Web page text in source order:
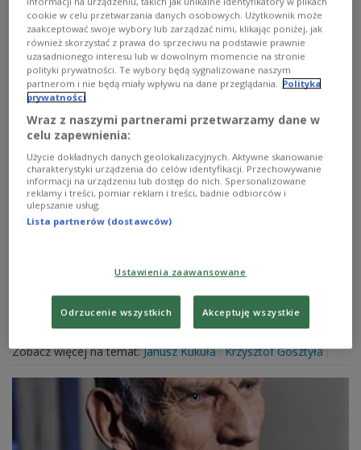
są widmami.
Zobacz więcej na temat:TEATR Paweł Głowacki
W audycji "Wieczór ze słuchowiskiem" zapraszamy
na monodram na podstawie "Ostatniej taśmy Krappa"
Samuela Becketta.
Zobacz więcej na temat:Janusz Kukuła Krzysztof Gosztyła
cookie w celu przetwarzania danych osobowych. Użytkownik może
zaakceptować swoje wybory lub zarządzać nimi, klikając poniżej, jak
również skorzystać z prawa do sprzeciwu na podstawie prawnie
uzasadnionego interesu lub w dowolnym momencie na stronie
polityki prywatności. Te wybory będą sygnalizowane naszym
partnerom i nie będą miały wpływu na dane przeglądania.
Polityka
prywatności
Wraz z naszymi partnerami przetwarzamy dane w
celu zapewnienia:
Użycie dokładnych danych geolokalizacyjnych. Aktywne skanowanie
charakterystyki urządzenia do celów identyfikacji. Przechowywanie
informacji na urządzeniu lub dostęp do nich. Spersonalizowane
reklamy i treści, pomiar reklam i treści, badnie odbiorców i
ulepszanie usług.
Lista partnerów (dostawców)
Ustawienia zaawansowane
Odrzucenie wszystkich Akceptuję wszystkie